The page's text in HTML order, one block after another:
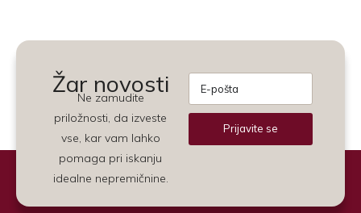
Žar novosti
Ne zamudite
priložnosti, da izveste
vse, kar vam lahko
pomaga pri iskanju
idealne nepremičnine.
Prijavite se